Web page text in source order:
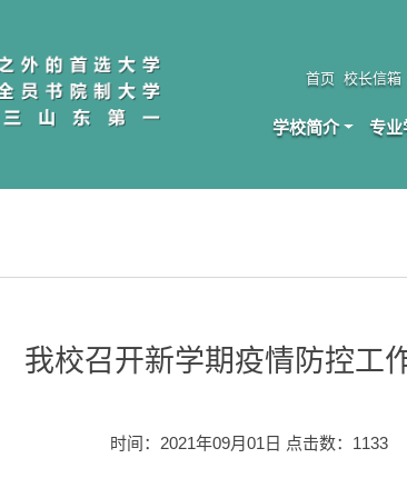
首页 校长信箱
学校简介 专业
我校召开新学期疫情防控工
时间：2021年09月01日 点击数： 1133